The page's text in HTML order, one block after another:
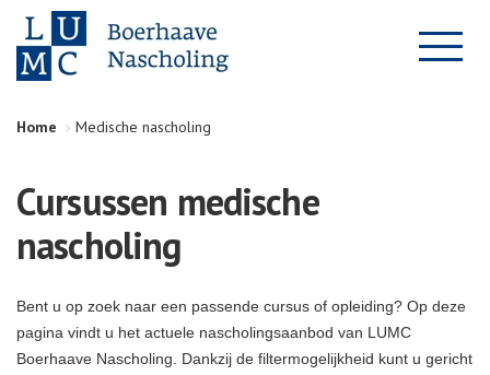
Home Medische nascholing
Cursussen medische
nascholing
Bent u op zoek naar een passende cursus of opleiding? Op deze
pagina vindt u het actuele nascholingsaanbod van LUMC
Boerhaave Nascholing. Dankzij de filtermogelijkheid kunt u gericht